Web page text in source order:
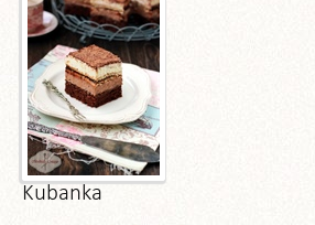
Kubanka